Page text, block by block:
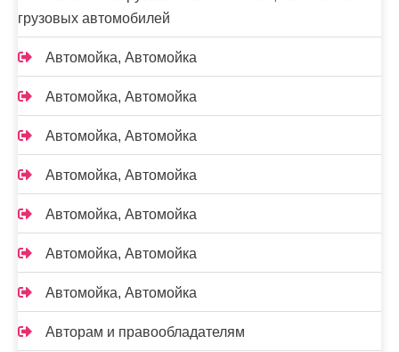
грузовых автомобилей
Автомойка, Автомойка
Автомойка, Автомойка
Автомойка, Автомойка
Автомойка, Автомойка
Автомойка, Автомойка
Автомойка, Автомойка
Автомойка, Автомойка
Авторам и правообладателям